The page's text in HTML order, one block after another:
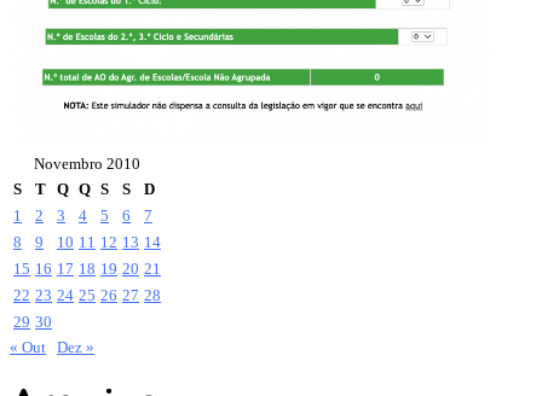
Novembro 2010
S
T Q Q S S
D
1
2 3 4 5 6
7
8
9 10 11 12 13 14
15 16 17 18 19 20 21
22 23 24 25 26 27 28
29 30
« Out Dez »